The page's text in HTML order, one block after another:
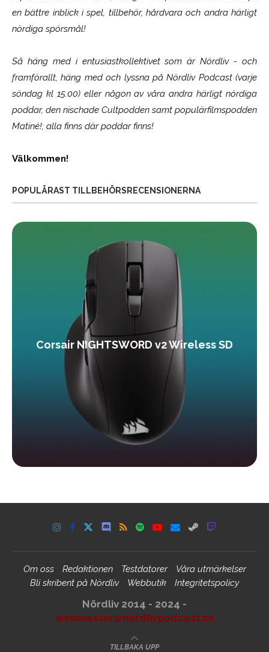
en bättre inblick i spel, tillbehör, hårdvara och andra härligt
nördiga spörsmål!
Så häng med i entusiastkollektivet som ärNördliv- och
framförallt, häng med och lyssna på Nördliv Podcast (varje
söndag kl 15.00) eller någon av våra andra härligt nördiga
poddar, den nischade Cultpodden samt populärfilmspodden
Matiné!; alla finns där poddar finns!
Välkommen!
POPULÄRAST TILLBEHÖRSRECENSIONERNA
Corsair NIGHTSWORD v2 Wireless SD
Om oss Redaktionen Testdatorer
Våra utmärkelser
Bli skribent på Nördliv
Webbutik Integritetspolicy
Nördliv 2014 - 2024 -
webmaster@nordlivpodcast.se
TILLBAKA UPP